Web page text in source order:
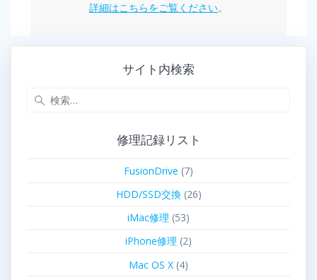
詳細はこちらをご覧ください。
サイト内検索
修理記録リスト
FusionDrive (7)
HDD/SSD交換(26)
iMac修理 (53)
iPhone修理 (2)
Mac OS X (4)